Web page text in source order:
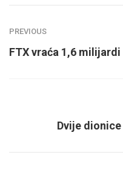
PREVIOUS
FTX vraća 1,6 milijardi
Dvije